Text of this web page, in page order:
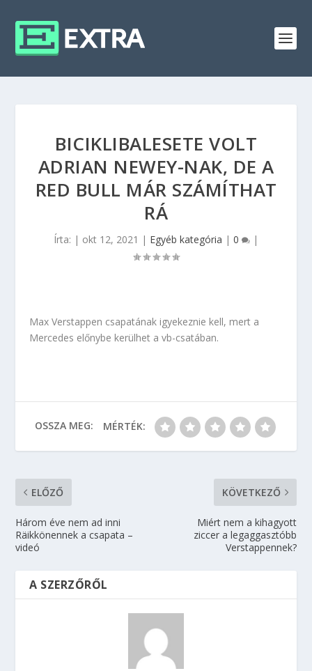
BICIKLIBALESETE VOLT
ADRIAN NEWEY-NAK, DE A
RED BULL MÁR SZÁMÍTHAT
RÁ
Írta: | okt 12, 2021 | Egyéb kategória | 0 |
Max Verstappen csapatának igyekeznie kell, mert a
Mercedes előnybe kerülhet a vb-csatában.
OSSZA MEG: MÉRTÉK:
ELŐZŐ
Három éve nem ad inni
Räikkönennek a csapata –
videó
KÖVETKEZŐ
Miért nem a kihagyott
ziccer a legaggasztóbb
Verstappennek?
A SZERZŐRŐL